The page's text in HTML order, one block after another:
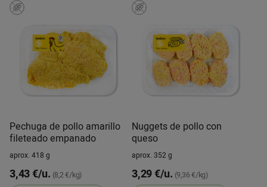
Pechuga de pollo amarillo
fileteado empanado
aprox. 418 g
3,43 €/u. (8,2 €/kg)
Nuggets de pollo con
queso
aprox. 352 g
3,29 €/u. (9,36 €/kg)